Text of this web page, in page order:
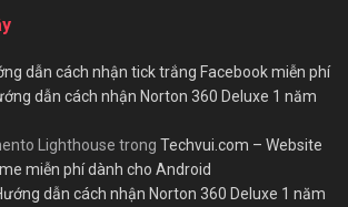
dẫn cách nhận tick trắng Facebook miễn phí
dẫn cách nhận Norton 360 Deluxe 1 năm
Lighthouse trong Techvui.com – Website
miễn phí dành cho Android
dẫn cách nhận Norton 360 Deluxe 1 năm